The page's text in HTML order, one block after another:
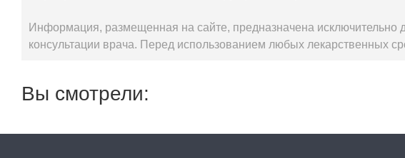
Информация, размещенная на сайте, предназначена исключительно
консультации врача. Перед использованием любых лекарственных
Вы смотрели: